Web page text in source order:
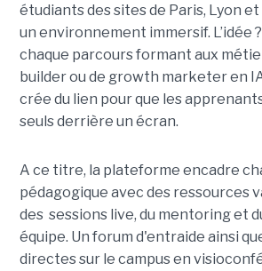
étudiants des sites de Paris, Lyon
un environnement immersif. L’idée
chaque parcours formant aux
builder ou de growth marketer en
crée du lien pour que les
seuls derrière un écran.
A ce titre, la plateforme encadre
pédagogique avec des ressources
des sessions live, du mentoring et
équipe. Un forum d'entraide ainsi
directes sur le campus en